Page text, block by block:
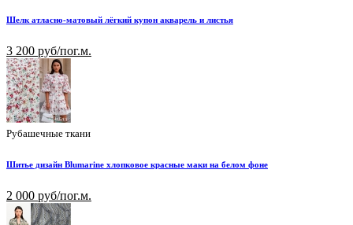
Шелк атласно-матовый лёгкий купон акварель и листья
3 200 руб/пог.м.
Рубашечные ткани
Шитье дизайн Blumarine хлопковое красные маки на белом фоне
2 000 руб/пог.м.